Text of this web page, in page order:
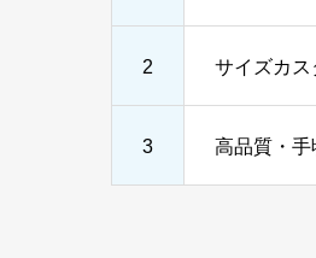
2 サイズカ
3 高品質・